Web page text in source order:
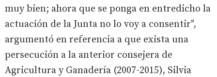
muy bien; ahora que se ponga en entredicho la
actuación de la Junta no lo voy a consentir",
argumentó en referencia a que exista una
persecución a la anterior consejera de
Agricultura y Ganadería (2007-2015), Silvia